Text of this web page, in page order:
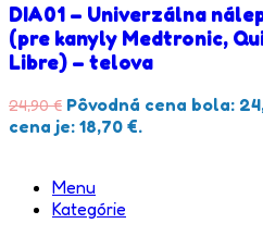
DIA01 – Univerzálna
(pre kanyly Medtronic,
Libre) – telova
24,90€ Pôvodná cena bola:
cena je: 18,70 €.
Menu
Kategórie